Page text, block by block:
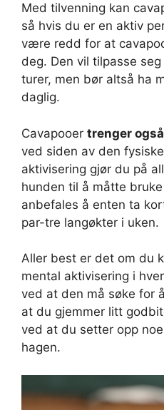
Med tilvenning kan
så hvis du er en aktiv
være redd for at
deg. Den vil tilpasse
turer, men bør altså ha
daglig.
Cavapooer trenger
ved siden av den
aktivisering gjør du på
hunden til å måtte
anbefales å enten ta
par-tre langøkter i uken.
Aller best er det om du
mental aktivisering i
ved at den må søke for
at du gjemmer litt
ved at du setter opp
hagen.